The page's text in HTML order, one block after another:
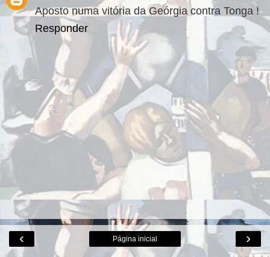
Aposto numa vitória da Geórgia contra Tonga !
Responder
‹ ›
Página inicial